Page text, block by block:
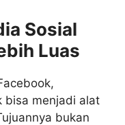
Sosial
Luas
bisa menjadi alat
bukan